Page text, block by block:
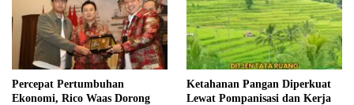
Percepat Pertumbuhan
Ekonomi, Rico Waas Dorong
Ketahanan Pangan Diperkuat
Lewat Pompanisasi dan Kerja